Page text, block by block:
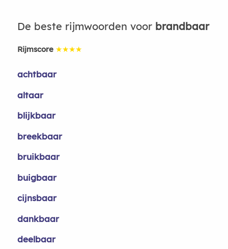
De beste rijmwoorden voor brandbaar
Rijmscore ★★★★
achtbaar
altaar
blijkbaar
breekbaar
bruikbaar
buigbaar
cijnsbaar
dankbaar
deelbaar